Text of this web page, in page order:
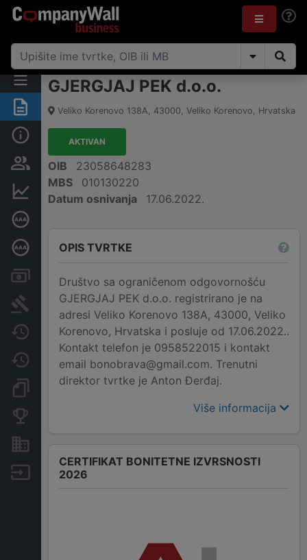
Sažetak
Osobe i vlasništvo
Dubinska bonitetna ocjena
Računi i blokade
Sudske objave
Javne nabavke
Promjene
Dokumenti i objave
Nekretnine i imovina
Izvoz
GJERGJAJ PEK d.o.o.
Veliko Korenovo 138A, 43000, Veliko Korenovo, Hrvatska
AKTIVAN
OIB
23058648283
MBS
010130220
Datum osnivanja
17.06.2022.
OPIS TVRTKE
Društvo sa ograničenom odgovornošću
GJERGJAJ PEK d.o.o. registrirano je na
adresi Veliko Korenovo 138A, 43000, Veliko
Korenovo, Hrvatska i posluje od 17.06.2022..
Kontakt telefon je 0958522015 i kontakt
email bonobrava@gmail.com. Trenutni
direktor tvrtke je Anton Đerđaj.
Više informacija
CERTIFIKAT BONITETNE IZVRSNOSTI
2026